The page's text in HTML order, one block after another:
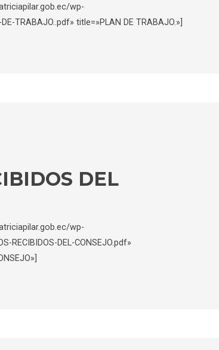
wp-
TRABAJO..pdf» title=»PLAN DE TRABAJO.»]
DEL
wp-
DEL-CONSEJO.pdf»